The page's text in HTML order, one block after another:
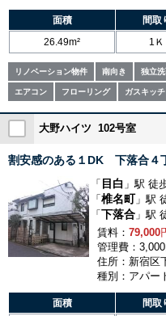
面積 間取
26.49m²
1Ｋ
リノベーション物件 南向き 独立
エアコン フローリング ガスキッ
大野ハイツ 102号室
割安感のある１DK 下落合４
「 目白 」駅 徒
「 椎名町 」駅
「 下落合 」駅
賃料： 79,000
管理費：3,000
住所：新宿区
種別：アパー
面積 間取